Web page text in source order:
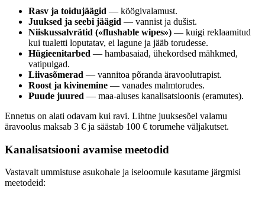
Rasv ja toidujäägid — köögivalamust.
Juuksed ja seebi jäägid — vannist ja dušist.
Niiskussalvrätid («flushable wipes») — kuigi reklaamitud
kui tualetti loputatav, ei lagune ja jääb torudesse.
Hügieenitarbed — hambasaiad, ühekordsed mähkmed,
vatipulgad.
Liivasõmerad — vannitoa põranda äravoolutrapist.
Roost ja kivinemine — vanades malmtorudes.
Puude juured — maa-aluses kanalisatsioonis (eramutes).
Ennetus on alati odavam kui ravi. Lihtne juuksesõel valamu
äravoolus maksab 3 € ja säästab 100 € torumehe väljakutset.
Kanalisatsiooni avamise meetodid
Vastavalt ummistuse asukohale ja iseloomule kasutame järgmisi
meetodeid: